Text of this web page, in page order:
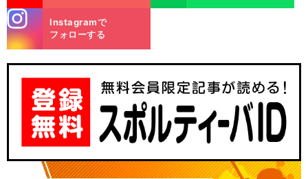
m
Instagramで
フォローする